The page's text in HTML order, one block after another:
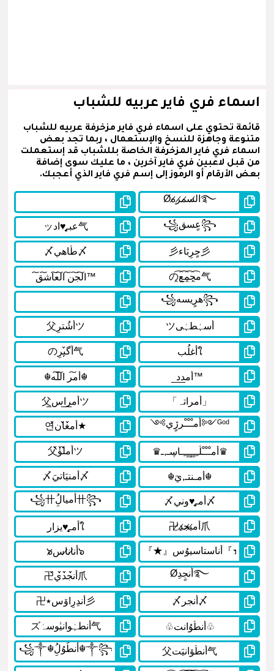
اسماء فري فاير عربيه للشباب
قائمة تحتوي على اسماء فري فاير مزخرفة عربيه للشباب
متنوعة وجاهزة للنسخ والإستعمال ، ربما تجد بعض
اسماء فري فاير المزخرفة الخاصة بللشباب قد إستعملت
من قبل لاعبين فري فاير آخرين ، ما عليك سوى إضافة
بعض الأرقام أو الرموز إلى إسم فري فاير الذي أعجبك.